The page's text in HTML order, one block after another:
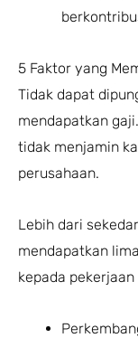
5 Faktor yang
Tidak dapat
mendapatkan
tidak menjamin
perusahaan.
Lebih dari
mendapatkan
kepada